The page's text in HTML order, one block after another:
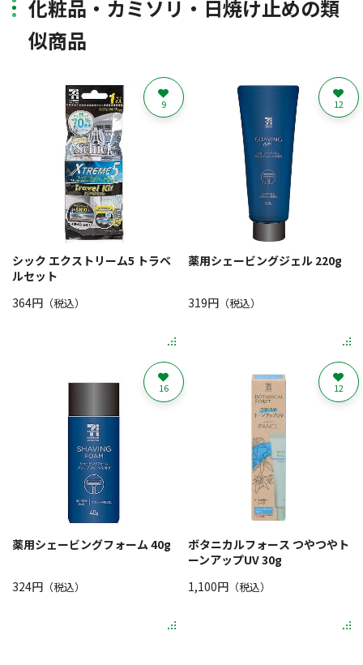
化粧品・カミソリ・日焼け止めの類
似商品
シック エクストリーム5 トラベ
ルセット
364円 （税込）
9
薬用シェービングジェル 220g
319円（税込）
12
薬用シェービングフォーム 40g
324円 （税込）
16
ボタニカルフォース つやつやト
ーンアップUV 30g
1,100円（税込）
12